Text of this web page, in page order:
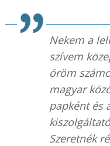
Nekem a
szívem
öröm
magyar
papként és
Szeretnék